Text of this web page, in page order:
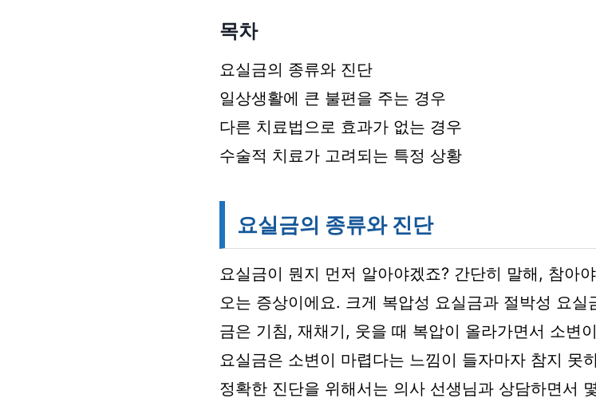
목차
요실금의 종류와 진단
일상생활에 큰 불편을 주는 경우
다른 치료법으로 효과가 없는 경우
수술적 치료가 고려되는 특정 상황
요실금의 종류와 진단
요실금이 뭔지 먼저 알아야겠죠? 간단히 말해, 참아
오는 증상이에요. 크게 복압성 요실금과 절박성 요
금은 기침, 재채기, 웃을 때 복압이 올라가면서 소변
요실금은 소변이 마렵다는 느낌이 들자마자 참지 못
정확한 진단을 위해서는 의사 선생님과 상담하면서